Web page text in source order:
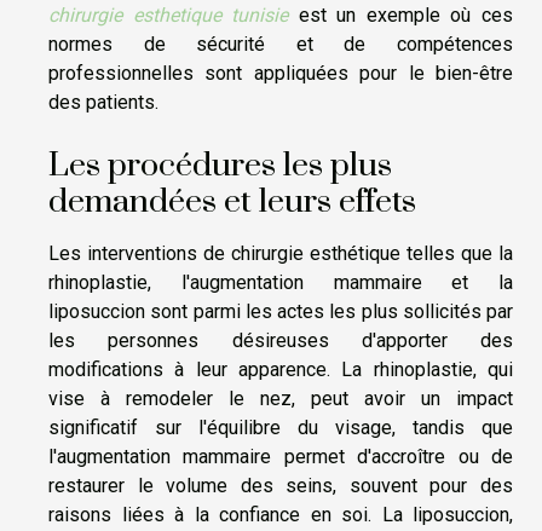
chirurgie esthetique tunisieest un exemple où ces
normes de sécurité et de compétences
professionnelles sont appliquées pour le bien-être
des patients.
Les procédures les plus
demandées et leurs effets
Les interventions de chirurgie esthétique telles que la
rhinoplastie, l'augmentation mammaire et la
liposuccion sont parmi les actes les plus sollicités par
les personnes désireuses d'apporter des
modifications à leur apparence. La rhinoplastie, qui
vise à remodeler le nez, peut avoir un impact
significatif sur l'équilibre du visage, tandis que
l'augmentation mammaire permet d'accroître ou de
restaurer le volume des seins, souvent pour des
raisons liées à la confiance en soi. La liposuccion,